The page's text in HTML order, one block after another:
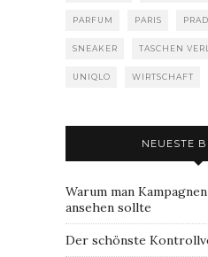
PARFUM PARIS
SNEAKER TASCHEN
UNIQLO WIRTSCHAFT
NEUESTE
Warum man
ansehen sollte
Der schönste